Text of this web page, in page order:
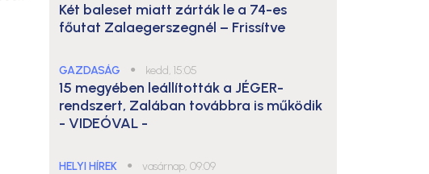
Két baleset miatt zárták le a 74-es
főutat Zalaegerszegnél – Frissítve
GAZDASÁG ● kedd, 15:05
15 megyében leállították a JÉGER-
rendszert, Zalában továbbra is működik
- VIDEÓVAL -
HELYI HÍREK ● vasárnap, 09:09